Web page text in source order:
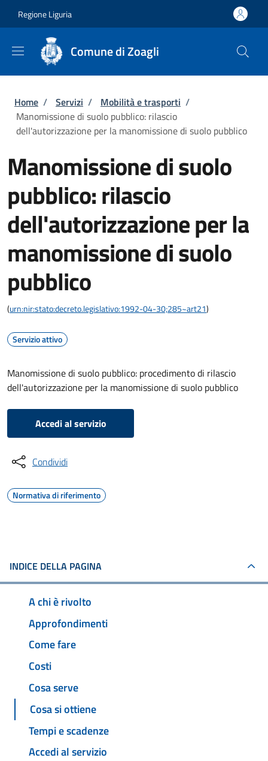
Regione Liguria
Comune di Zoagli
Briciole di pane
Home / Servizi / Mobilità e trasporti /
Manomissione di suolo pubblico: rilascio
dell'autorizzazione per la manomissione di suolo pubblico
Manomissione di suolo
pubblico: rilascio
dell'autorizzazione per la
manomissione di suolo
pubblico
(urn:nir:stato:decreto.legislativo:1992-04-30;285~art21)
Servizio attivo
Manomissione di suolo pubblico: procedimento di rilascio
dell'autorizzazione per la manomissione di suolo pubblico
Accedi al servizio
Condividi
Normativa di riferimento
INDICE DELLA PAGINA
A chi è rivolto
Approfondimenti
Come fare
Costi
Cosa serve
Cosa si ottiene
Tempi e scadenze
Accedi al servizio